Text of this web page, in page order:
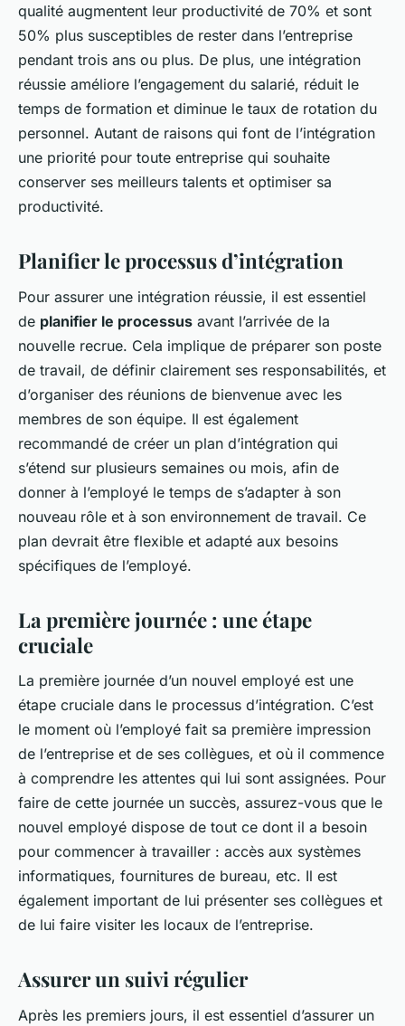
qualité augmentent leur productivité de 70% et sont
50% plus susceptibles de rester dans l’entreprise
pendant trois ans ou plus. De plus, une intégration
réussie améliore l’engagement du salarié, réduit le
temps de formation et diminue le taux de rotation du
personnel. Autant de raisons qui font de l’intégration
une priorité pour toute entreprise qui souhaite
conserver ses meilleurs talents et optimiser sa
productivité.
Planifier le processus d’intégration
Pour assurer une intégration réussie, il est essentiel
de planifier le processus avant l’arrivée de la
nouvelle recrue. Cela implique de préparer son poste
de travail, de définir clairement ses responsabilités, et
d’organiser des réunions de bienvenue avec les
membres de son équipe. Il est également
recommandé de créer un plan d’intégration qui
s’étend sur plusieurs semaines ou mois, afin de
donner à l’employé le temps de s’adapter à son
nouveau rôle et à son environnement de travail. Ce
plan devrait être flexible et adapté aux besoins
spécifiques de l’employé.
La première journée : une étape
cruciale
La première journée d’un nouvel employé est une
étape cruciale dans le processus d’intégration. C’est
le moment où l’employé fait sa première impression
de l’entreprise et de ses collègues, et où il commence
à comprendre les attentes qui lui sont assignées. Pour
faire de cette journée un succès, assurez-vous que le
nouvel employé dispose de tout ce dont il a besoin
pour commencer à travailler : accès aux systèmes
informatiques, fournitures de bureau, etc. Il est
également important de lui présenter ses collègues et
de lui faire visiter les locaux de l’entreprise.
Assurer un suivi régulier
Après les premiers jours, il est essentiel d’assurer un